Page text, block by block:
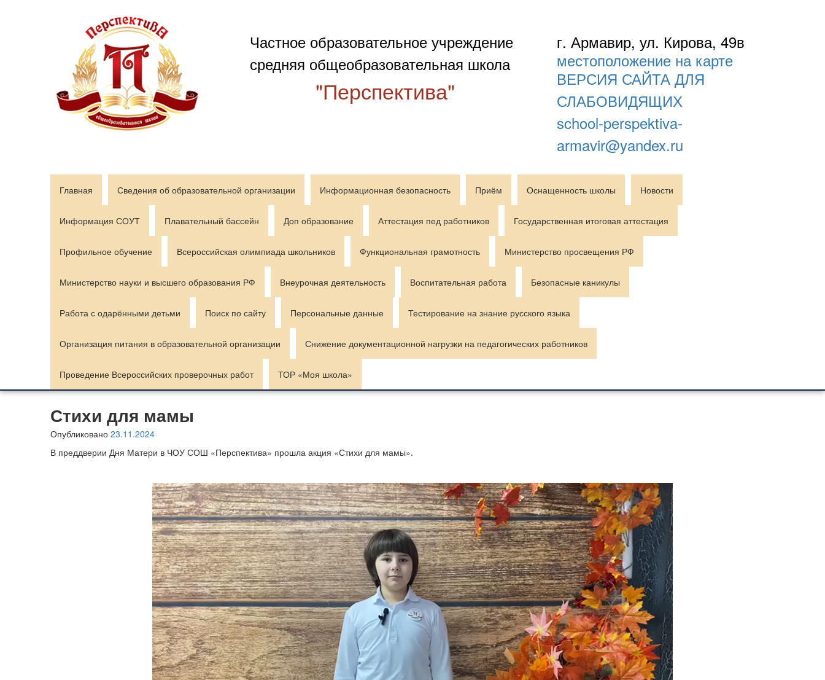
Частное образовательное учреждение
средняя общеобразовательная школа
"Перспектива"
г. Армавир, ул. Кирова, 49в
местоположение на карте
ВЕРСИЯ САЙТА ДЛЯ
СЛАБОВИДЯЩИХ
school-perspektiva-
armavir@yandex.ru
Главная Сведения об образовательной организации Информационная безопасность Приём Оснащенность школы Новости
Информация СОУТ Плавательный бассейн Доп образование Аттестация пед работников Государственная итоговая аттестация
Профильное обучение Всероссийская олимпиада школьников Функциональная грамотность Министерство просвещения РФ
Министерство науки и высшего образования РФ Внеурочная деятельность Воспитательная работа Безопасные каникулы
Работа с одарёнными детьми Поиск по сайту Персональные данные Тестирование на знание русского языка
Организация питания в образовательной организации Снижение документационной нагрузки на педагогических работников
Проведение Всероссийских проверочных работ ТОР «Моя школа»
Стихи для мамы
Опубликовано 23.11.2024
В преддверии Дня Матери в ЧОУ СОШ «Перспектива» прошла акция «Стихи для мамы».